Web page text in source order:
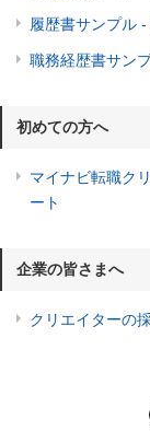
履歴書サンプル
職務経歴書サン
初めての方へ
マイナビ転職ク
ート
企業の皆さまへ
クリエイターの